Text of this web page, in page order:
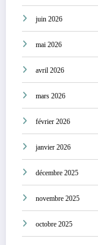
juin 2026
mai 2026
avril 2026
mars 2026
février 2026
janvier 2026
décembre 2025
novembre 2025
octobre 2025